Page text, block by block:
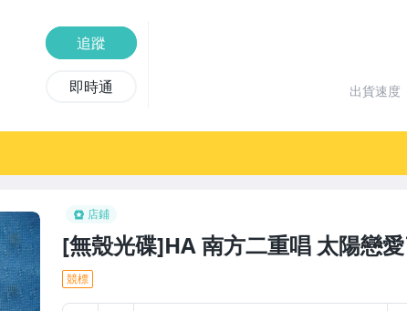
店鋪
[無殼光碟]HA 南方二重唱 太陽戀
競標
追蹤
即時通 出貨速度